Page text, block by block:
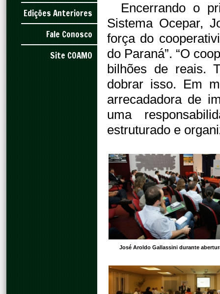
Edições Anteriores
Fale Conosco
Site COAMO
Encerrando o
Sistema Ocepar,
força do
do Paraná”. “O
bilhões de reais.
dobrar isso. Em
arrecadadora de
uma
estruturado e
José Aroldo Gallassini durante